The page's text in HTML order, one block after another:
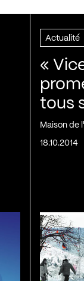
Actualité
«
tous
Maison de
18.10.2014